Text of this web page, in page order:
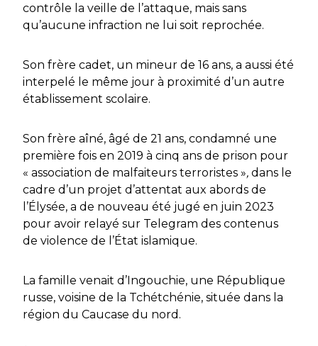
contrôle la veille de l’attaque, mais sans
qu’aucune infraction ne lui soit reprochée.
Son frère cadet, un mineur de 16 ans, a aussi été
interpelé le même jour à proximité d’un autre
établissement scolaire.
Son frère aîné, âgé de 21 ans, condamné une
première fois en 2019 à cinq ans de prison pour
« association de malfaiteurs terroristes », dans le
cadre d’un projet d’attentat aux abords de
l’Élysée, a de nouveau été jugé en juin 2023
pour avoir relayé sur Telegram des contenus
de violence de l’État islamique.
La famille venait d’Ingouchie, une République
russe, voisine de la Tchétchénie, située dans la
région du Caucase du nord.